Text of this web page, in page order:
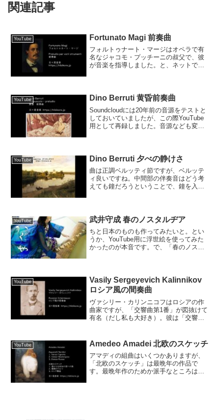
関連記事
YouTube Fortunato Magi 前奏曲
フォルトゥナート・マージはオペラで有
名なジャコモ・プッチーニの叔父で、彼
が音楽を指導しました。と、ネットで再
くなる...
YouTube Dino Berruti 黄昏前奏曲
Soundcloudには20年前の音源をテストと
しておいていましたが、この際YouTube
用として再録しました。音源なども変え
楽合奏に...
YouTube Dino Berruti 夕べの静けさ
曲は正調ベルッティ節ですが、ベルッテ
ィ良いですね。中間部の伴奏音はどう考
えても鐘だろうということで、鐘を入れ
てからは鐘を入れてい...
YouTube 武井守成 春のノスタルヂア
ちと日本のものも作ってみたいと。とい
うか、YouTube用に浮世絵を使ってみた
かったのが本音です。で、「春のノスタ
使用している...
YouTube
Vasily Sergeyevich Kalinnikov
ロシア風の間奏曲
ヴァシリー・カリンニコフはロシアの作
曲家ですが、「交響曲第1番」が図抜けて
有名（だし私も大好き）。彼は「交響曲
の間奏曲」は、ピアノソロ曲ですが、マ
YouTube Amedeo Amadei 北欧のスケッチ
アマディの組曲はいくつかありますが、
「北欧のスケッチ」は最晩年の作品で
す。最晩年作のためか派手なところはあ